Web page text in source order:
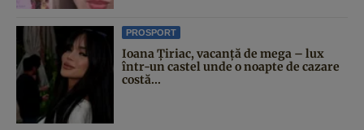
PROSPORT
Ioana Țiriac, vacanță de mega – lux
într-un castel unde o noapte de cazare
costă...